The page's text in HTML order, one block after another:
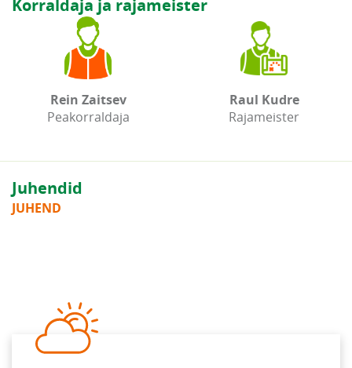
Korraldaja ja rajameister
Rein Zaitsev
Peakorraldaja
Raul Kudre
Rajameister
Juhendid
JUHEND